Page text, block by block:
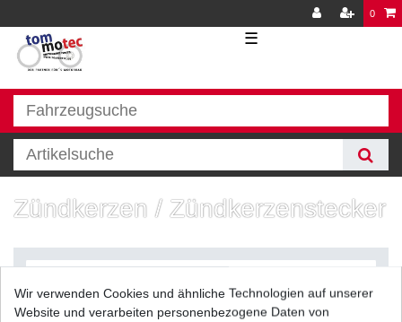
0
☰
Zündkerzen / Zündkerzenstecker
Wir verwenden Cookies und ähnliche Technologien auf unserer
Website und verarbeiten personenbezogene Daten von